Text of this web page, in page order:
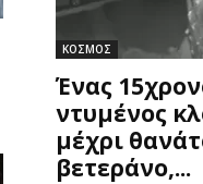
ΚΟΣΜΟΣ
Ένας
ντυμένος
μέχρι
βετεράνο,...